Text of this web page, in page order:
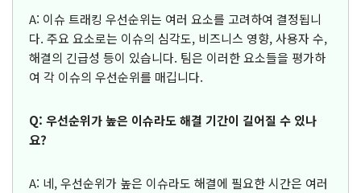
A: 이슈 트래킹 우선순위는 여러 요소를 고려하여 결정됩니
다. 주요 요소로는 이슈의 심각도, 비즈니스 영향, 사용자 수,
해결의 긴급성 등이 있습니다. 팀은 이러한 요소들을 평가하
여 각 이슈의 우선순위를 매깁니다.
Q: 우선순위가 높은 이슈라도 해결 기간이 길어질 수 있나
요?
A: 네, 우선순위가 높은 이슈라도 해결에 필요한 시간은 여러